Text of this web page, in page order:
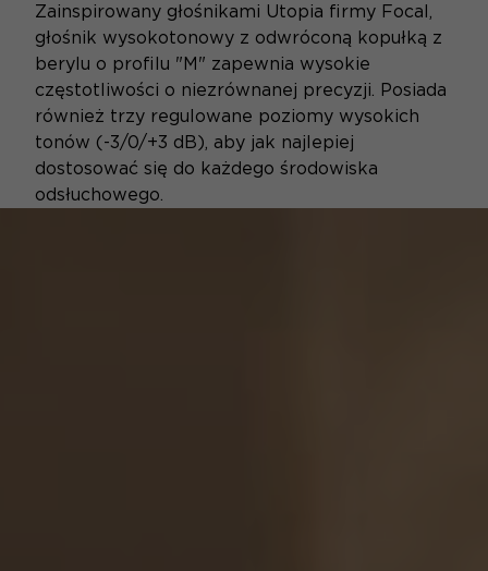
Zainspirowany głośnikami Utopia firmy Focal,
głośnik wysokotonowy z odwróconą kopułką z
berylu o profilu "M" zapewnia wysokie
częstotliwości o niezrównanej precyzji. Posiada
również trzy regulowane poziomy wysokich
tonów (-3/0/+3 dB), aby jak najlepiej
dostosować się do każdego środowiska
odsłuchowego.